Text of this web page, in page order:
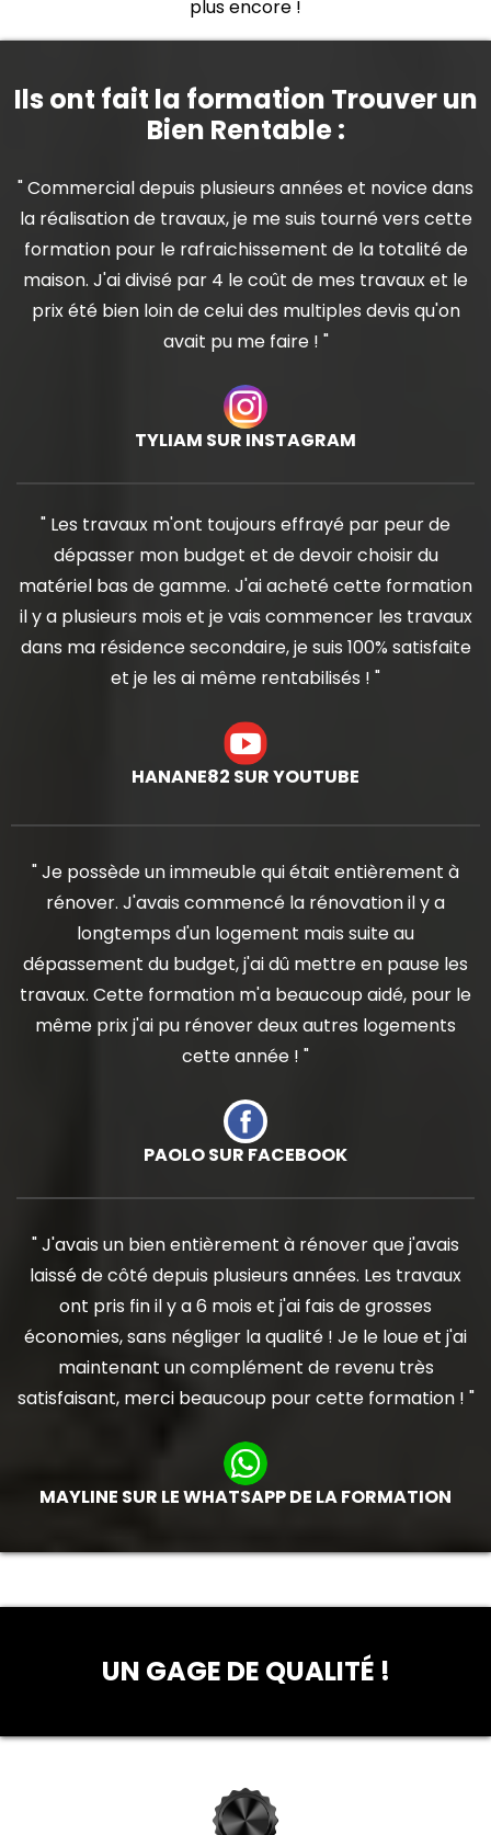
plus encore !
Ils ont fait la formation Trouver un
Bien Rentable :
" Commercial depuis plusieurs années et novice dans
la réalisation de travaux, je me suis tourné vers cette
formation pour le rafraichissement de la totalité de
maison. J'ai divisé par 4 le coût de mes travaux et le
prix été bien loin de celui des multiples devis qu'on
avait pu me faire ! "
TYLIAM SUR INSTAGRAM
" Les travaux m'ont toujours effrayé par peur de
dépasser mon budget et de devoir choisir du
matériel bas de gamme. J'ai acheté cette formation
il y a plusieurs mois et je vais commencer les travaux
dans ma résidence secondaire, je suis 100% satisfaite
et je les ai même rentabilisés ! "
HANANE82 SUR YOUTUBE
" Je possède un immeuble qui était entièrement à
rénover. J'avais commencé la rénovation il y a
longtemps d'un logement mais suite au
dépassement du budget, j'ai dû mettre en pause les
travaux. Cette formation m'a beaucoup aidé, pour le
même prix j'ai pu rénover deux autres logements
cette année ! "
PAOLO SUR FACEBOOK
" J'avais un bien entièrement à rénover que j'avais
laissé de côté depuis plusieurs années. Les travaux
ont pris fin il y a 6 mois et j'ai fais de grosses
économies, sans négliger la qualité ! Je le loue et j'ai
maintenant un complément de revenu très
satisfaisant, merci beaucoup pour cette formation ! "
MAYLINE SUR LE WHATSAPP DE LA FORMATION
UN GAGE DE QUALITÉ !